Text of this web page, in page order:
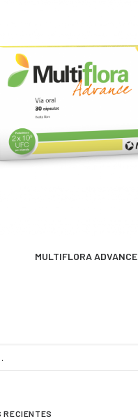
MÁS INFORMACIÓN
MULTIFLORA ADVANCE
RECIENTES